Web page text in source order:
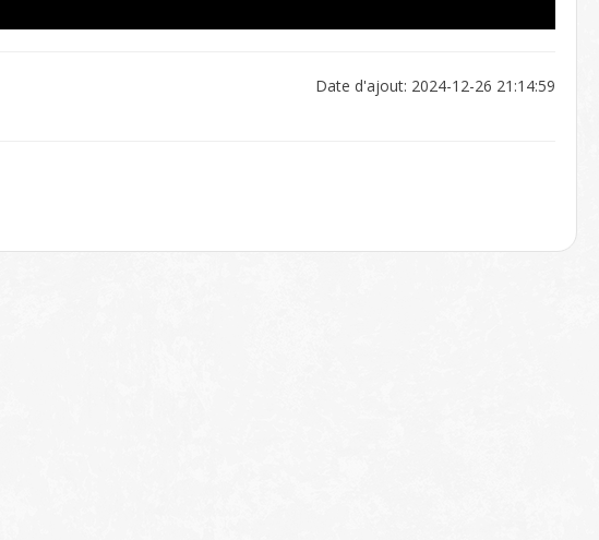
Date d'ajout: 2024-12-26 21:14:59